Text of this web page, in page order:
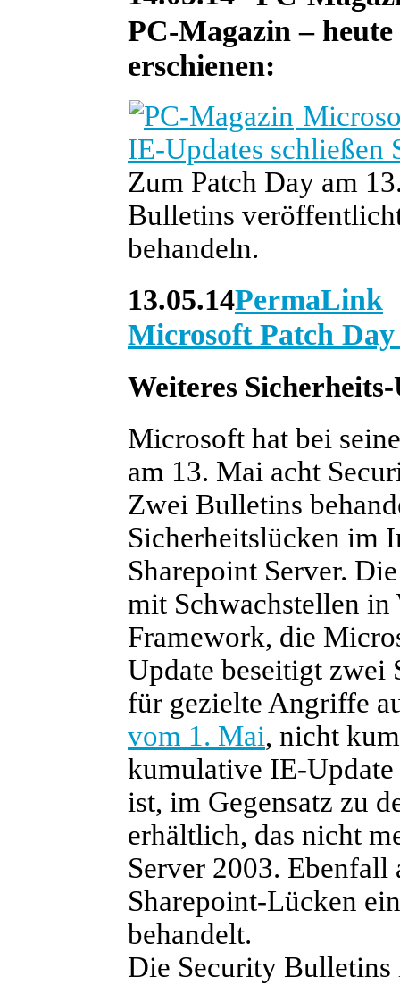
PC-Magazin –
erschienen:
IE-Updates schließen
Zum Patch Day am
Bulletins
behandeln.
13.05.14PermaLink
Microsoft Patch
Weiteres
Microsoft hat bei
am 13. Mai acht
Zwei Bulletins
Sicherheitslücken im
Sharepoint Server.
mit Schwachstellen
Framework, die
Update beseitigt zwei
für gezielte Angriffe
vom 1. Mai, nicht
kumulative IE-
ist, im Gegensatz zu
erhältlich, das nicht
Server 2003.
Sharepoint-Lücken
behandelt.
Die Security